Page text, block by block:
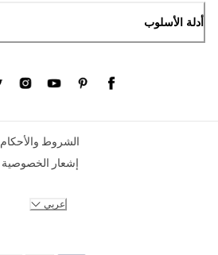
أدلة الأسلوب
الشروط والأحكام
إشعار الخصوصية
عربي